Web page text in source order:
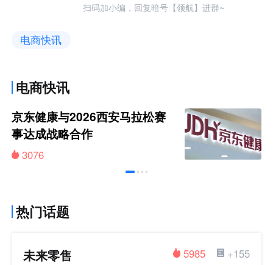
扫码加小编，回复暗号【领航】进群~
电商快讯
电商快讯
京东健康与2026西安马拉松赛
事达成战略合作
3076
热门话题
未来零售 +155
5985